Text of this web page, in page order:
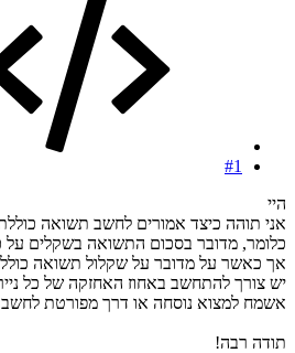
#1
היי
אני תוהה כיצד אמורים לחשב תשואה
כלומר, מדובר בסכום התשואה בשקלים על
אך כאשר על מדובר על שקלול תשואה כולל
יש צורך להתחשב באחוז האחזקה של כל
אשמח למצוא נוסחה או דרך מפורטת
תודה רבה!